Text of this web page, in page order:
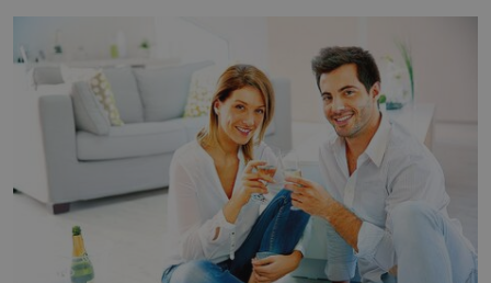
okurky ✿ 2 rajčata Zálivka: ✿ 4 lžíce olivového oleje ✿ 1
lžíci citronové šťávy ✿ ½ stroužku